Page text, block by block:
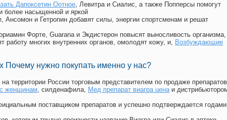
Дапоксетин Оотное, Левитра и Сиалис, а также Попперсы помогут
более насыщенной и яркой
Ансомон и Гетропин добавят силы, энергии спортсменам и решат
Форте, Guarana и Экдистерон повысят выносливость организма,
работу многих внутренних органов, омолодят кожу, и, Возбуждающие
Почему нужно покупать именно у нас?
территории России торговым представителем по продаже препаратов
женщинам, силденафила, Мед препарат виагра ценаи
поставщиком препаратов и успешно подтверждается годами